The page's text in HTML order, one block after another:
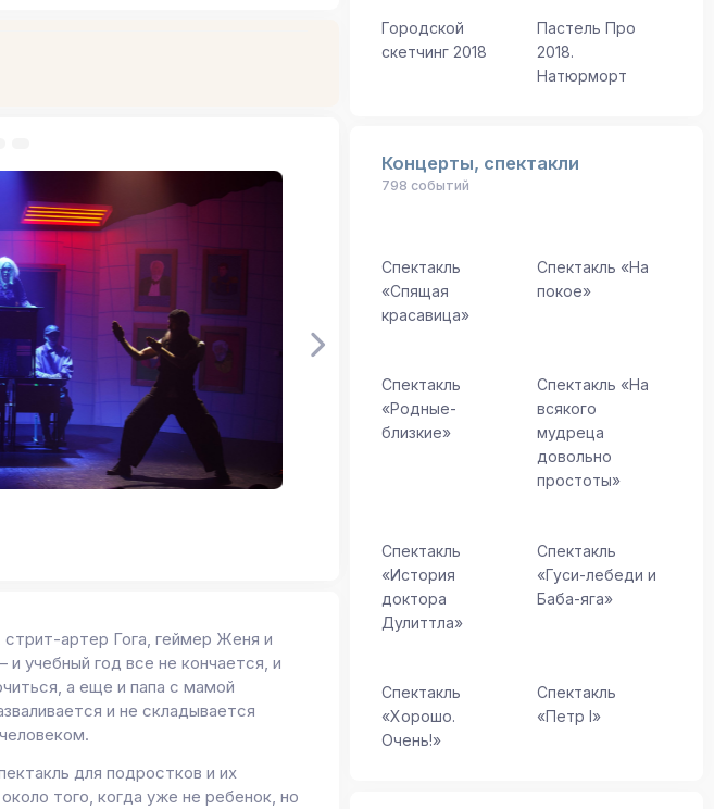
стрит-артер Гога, геймер Женя и
учебный год все не кончается, и
а еще и папа с мамой
и не складывается
для подростков и их
того, когда уже не ребенок, но
Городской
скетчинг 2018
Пастель Про
2018.
Натюрморт
Концерты, спектакли
798 событий
Спектакль
«Спящая
красавица»
Спектакль «На
покое»
Спектакль
«Родные-
близкие»
Спектакль «На
всякого
мудреца
довольно
простоты»
Спектакль
«История
доктора
Дулиттла»
Спектакль
«Гуси-лебеди и
Баба-яга»
Спектакль
«Хорошо.
Очень!»
Спектакль
«Петр I»